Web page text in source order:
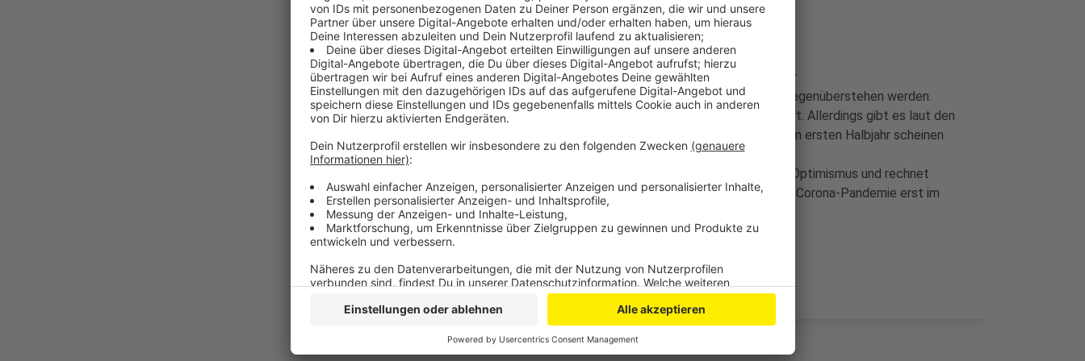
Anzeige
Creditreform geht davon aus, dass in Leverkusen dieses Jahr über
2.000 Unternehmensneugründungen nur rund 1.500 Insolvenzen gegenüberstehen werden.
Damit setzt sich der Positiv-Trend aus dem vergangenen Jahr fort. Allerdings gibt es laut den
Forschern einen Wermutstropfen: Viele der Existenzgründungen im ersten Halbjahr scheinen
aus der durch die Pandemie verursachte Not geboren zu sein. Das
Wirtschaftsforschungsunternehmen warnt deswegen vor zu viel Optimismus und rechnet
stattdessen damit, dass sich die tatsächlichen Auswirkungen der Corona-Pandemie erst im
zweiten Halbjahr darstellen lassen.
Anzeige